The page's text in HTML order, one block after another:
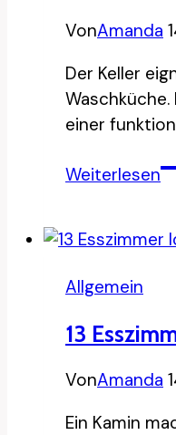
VonAmanda
Der Keller
einer
Weiterlesen12
Allgemein
13
VonAmanda
Ein Kamin